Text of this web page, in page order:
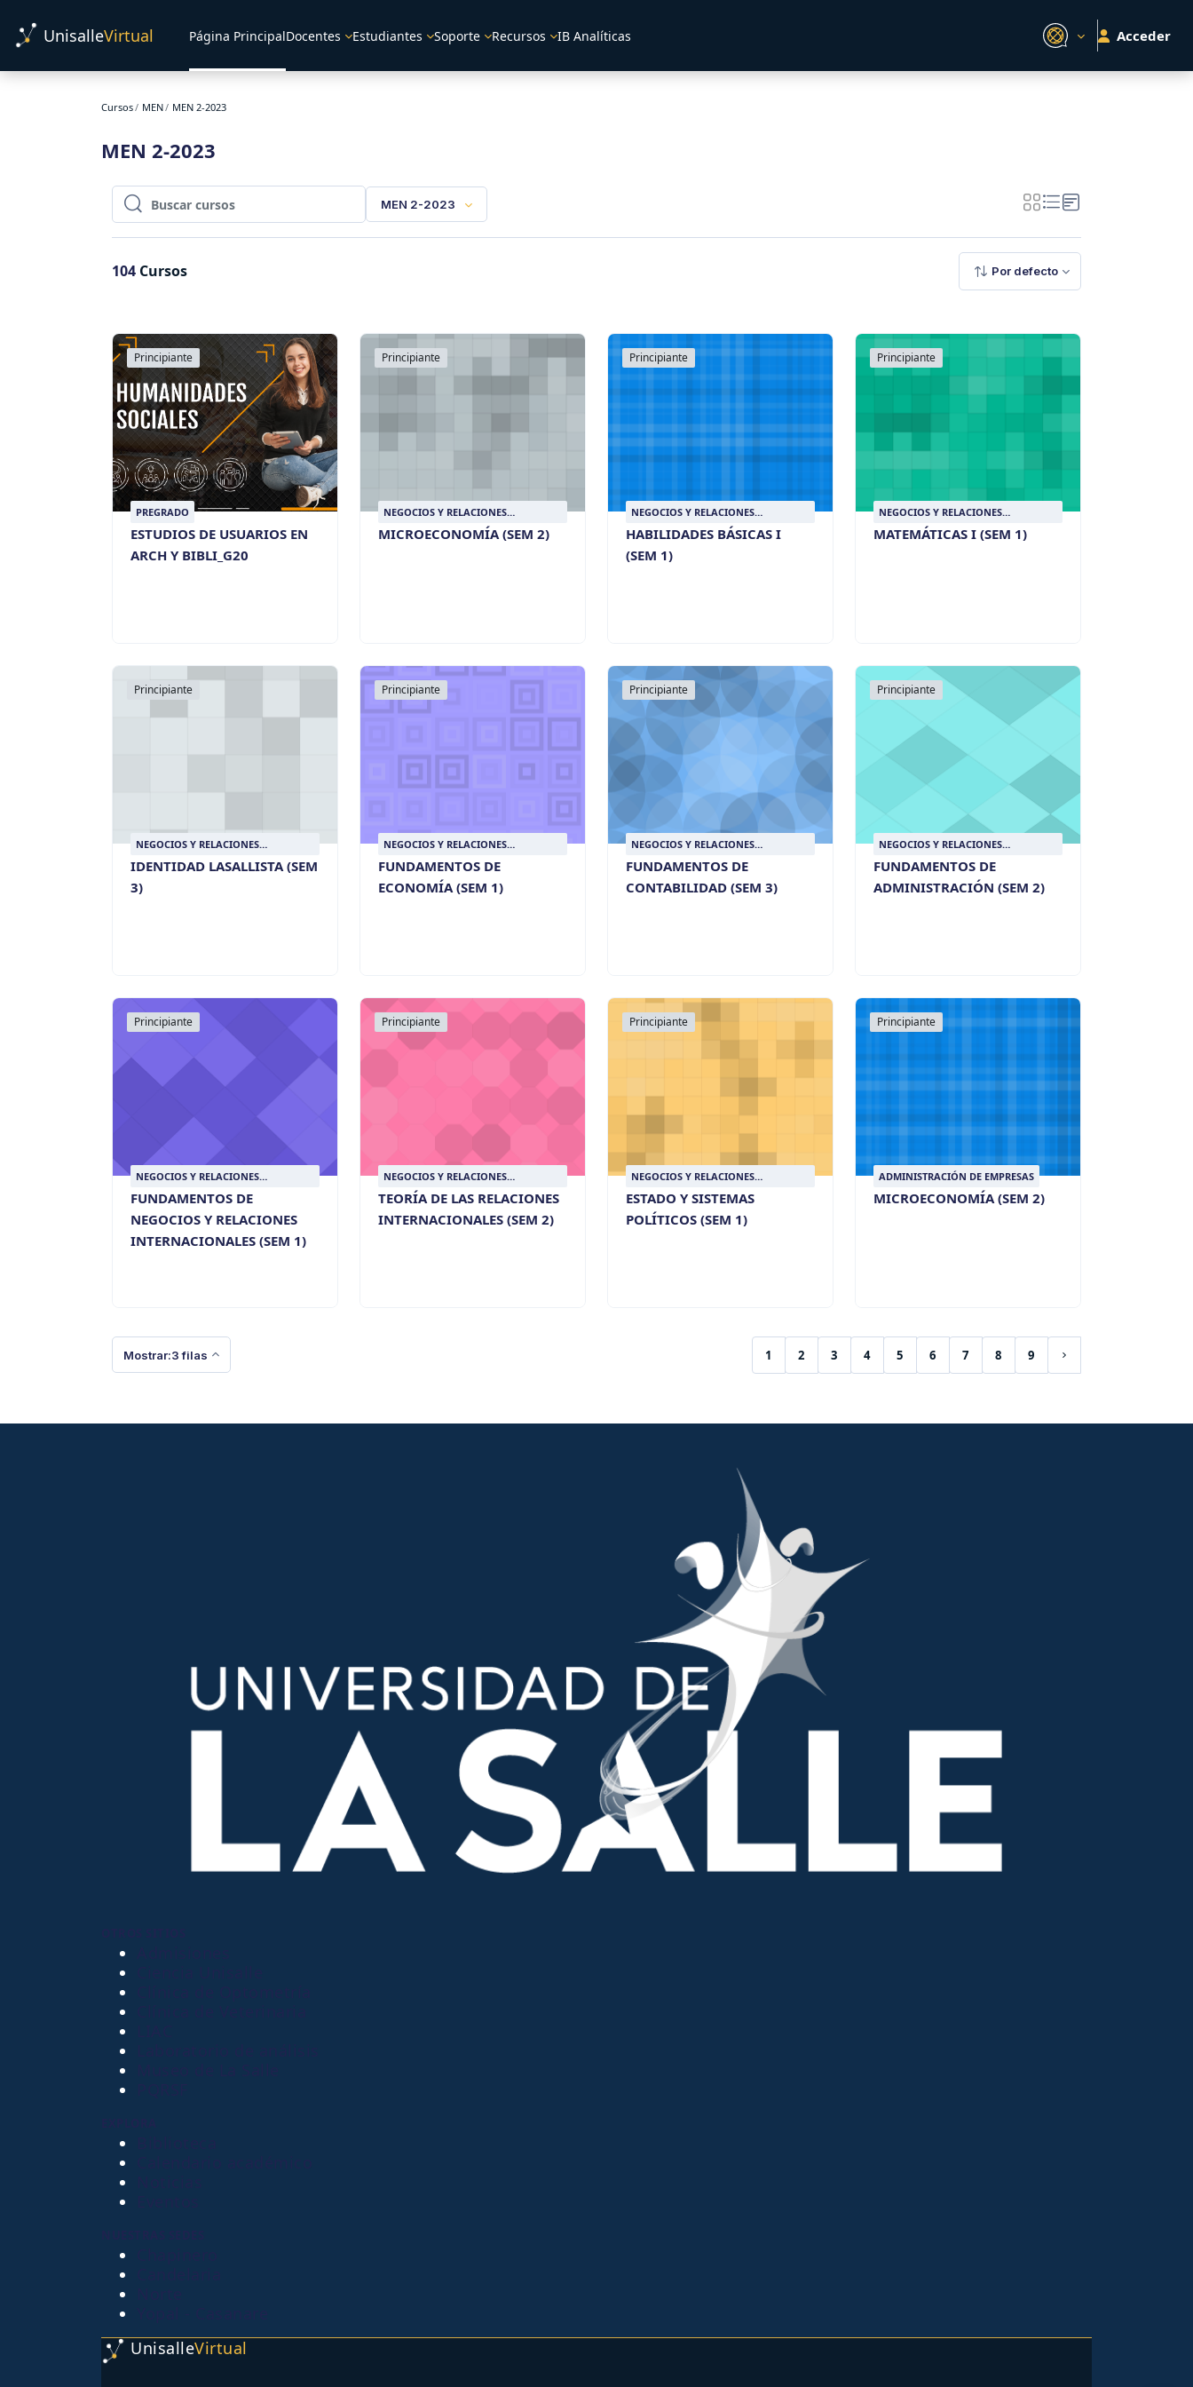
UnisalleVirtual Página PrincipalDocentes Estudiantes Soporte Recursos IB Analíticas Acceder
Cursos MEN MEN 2-2023
MEN 2-2023
Buscar cursos
Buscar cursos MEN 2-2023
104 Cursos Por defecto
Principiante
PREGRADO
ESTUDIOS DE USUARIOS EN
ARCH Y BIBLI_G20
Principiante
NEGOCIOS Y RELACIONES
MICROECONOMÍA (SEM 2)
Principiante
NEGOCIOS Y RELACIONES
HABILIDADES BÁSICAS I
(SEM 1)
Principiante
NEGOCIOS Y RELACIONES
INTERNACIONALES
MATEMÁTICAS I (SEM 1)
Principiante
NEGOCIOS Y RELACIONES
IDENTIDAD LASALLISTA (SEM
3)
Principiante
NEGOCIOS Y RELACIONES
FUNDAMENTOS DE
ECONOMÍA (SEM 1)
Principiante
NEGOCIOS Y RELACIONES
FUNDAMENTOS DE
CONTABILIDAD (SEM 3)
Principiante
NEGOCIOS Y RELACIONES
FUNDAMENTOS DE
ADMINISTRACIÓN (SEM 2)
Principiante
NEGOCIOS Y RELACIONES
FUNDAMENTOS DE
NEGOCIOS Y RELACIONES
INTERNACIONALES (SEM 1)
Principiante
NEGOCIOS Y RELACIONES
INTERNACIONALES
TEORÍA DE LAS RELACIONES
INTERNACIONALES (SEM 2)
Principiante
NEGOCIOS Y RELACIONES
ESTADO Y SISTEMAS
POLÍTICOS (SEM 1)
Principiante
ADMINISTRACIÓN DE EMPRESAS
MICROECONOMÍA (SEM 2)
Mostrar:3 filas 1
(current)
2 3 4 5 6 7 8 9
UnisalleVirtual